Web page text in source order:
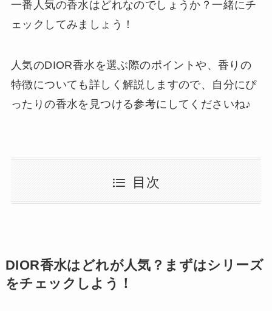
一番人気の香水はどれなのでしょうか？一緒にチ
ェックしてみましょう！
人気のDIOR香水を選ぶ際のポイントや、香りの
特徴についても詳しく解説しますので、自分にぴ
ったりの香水を見つける参考にしてくださいね♪
目次
DIOR香水はどれが人気？まずはシリーズ
をチェックしよう！